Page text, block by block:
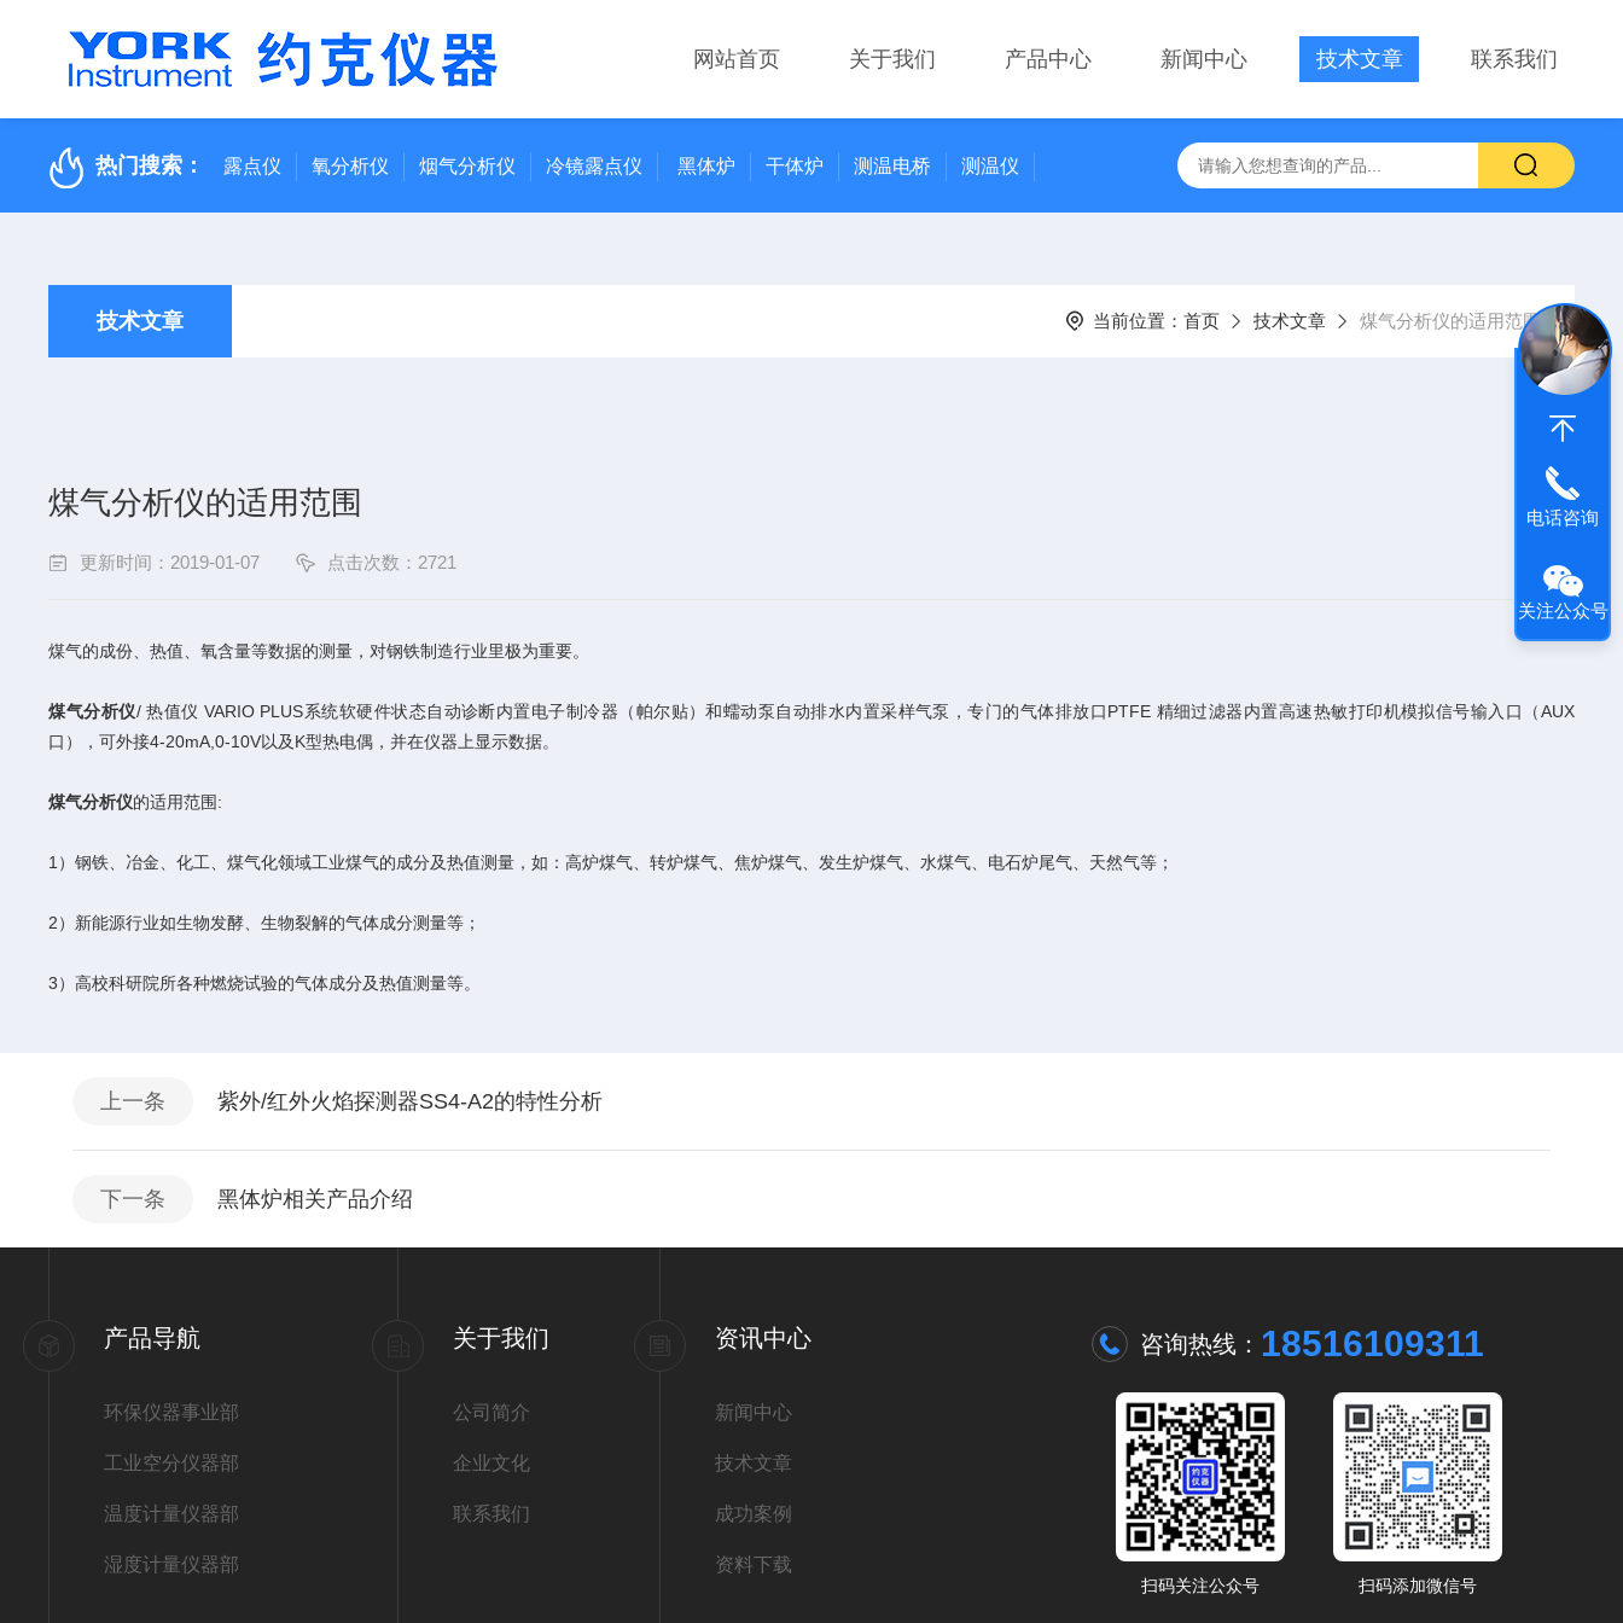
网站首页 关于我们 产品中心 新闻中心 技术文章 联系我们
热门搜索： 露点仪 氧分析仪 烟气分析仪 冷镜露点仪 黑体炉 干体炉 测温电桥 测温仪
技术文章 当前位置： 首页 技术文章 煤气分析仪的适用范围
煤气分析仪的适用范围
更新时间：2019-01-07 点击次数：2721
煤气的成份、热值、氧含量等数据的测量，对钢铁制造行业里极为重要。
煤气分析仪/ 热值仪 VARIO PLUS系统软硬件状态自动诊断内置电子制冷器（帕尔贴）和蠕动泵自动排水内置采样气泵，专门的气体排放口PTFE 精细过滤器内置高速热敏打印机模拟信号输入口（AUX
口），可外接4-20mA,0-10V以及K型热电偶，并在仪器上显示数据。
煤气分析仪的适用范围:
1）钢铁、冶金、化工、煤气化领域工业煤气的成分及热值测量，如：高炉煤气、转炉煤气、焦炉煤气、发生炉煤气、水煤气、电石炉尾气、天然气等；
2）新能源行业如生物发酵、生物裂解的气体成分测量等；
3）高校科研院所各种燃烧试验的气体成分及热值测量等。
上一条 紫外/红外火焰探测器SS4-A2的特性分析
下一条 黑体炉相关产品介绍
产品导航
环保仪器事业部
工业空分仪器部
温度计量仪器部
湿度计量仪器部
关于我们
公司简介
企业文化
联系我们
资讯中心
新闻中心
技术文章
成功案例
资料下载
咨询热线： 18516109311
扫码关注公众号 扫码添加微信号
电话咨询
关注公众号